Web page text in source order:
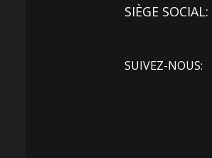
SIÈGE SOCIAL:
SUIVEZ-NOUS: